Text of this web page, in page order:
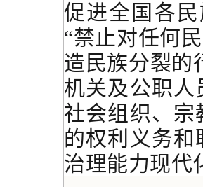
促进全国各
“禁止对任何
造民族分裂的
机关及公职
社会组织、
的权利义务
治理能力现代